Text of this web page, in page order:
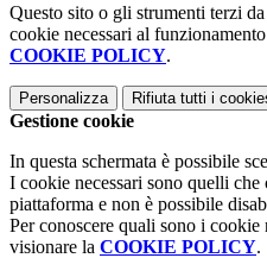
Questo sito o gli strumenti terzi
cookie necessari al
COOKIE POLICY.
Personalizza Rifiuta tutti i
Gestione cookie
In questa schermata è possibile
I cookie necessari sono quelli
piattaforma e non è possibile
Per conoscere quali sono i
visionare la COOKIE POLICY.